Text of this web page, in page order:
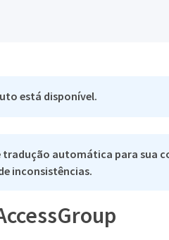
está disponível.
automática para sua
inconsistências.